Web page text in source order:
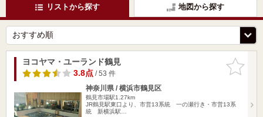
リストから探す 地図から探す
お気に入
りに追加
ヨコヤマ・ユーランド鶴見
3.8点/ 53 件
神奈川県 / 横浜市鶴見区
鶴見市場駅1.27km
JR鶴見駅東口より、市営13系統 一の瀬行き・市営13系
統 新横浜駅…